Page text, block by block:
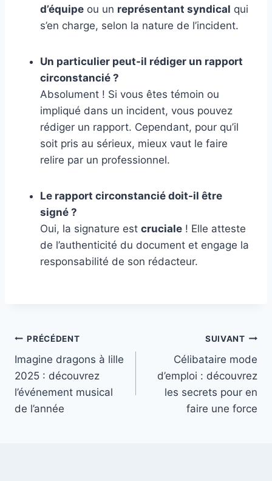
d’équipe ou un représentant syndical qui
s’en charge, selon la nature de l’incident.
Un particulier peut-il rédiger un rapport
circonstancié ?
Absolument ! Si vous êtes témoin ou
impliqué dans un incident, vous pouvez
rédiger un rapport. Cependant, pour qu’il
soit pris au sérieux, mieux vaut le faire
relire par un professionnel.
Le rapport circonstancié doit-il être
signé ?
Oui, la signature est cruciale ! Elle atteste
de l’authenticité du document et engage la
responsabilité de son rédacteur.
Navigation
de
l’article
PRÉCÉDENT
Imagine dragons à lille
2025 : découvrez
l’événement musical
de l’année
SUIVANT
Célibataire mode
d’emploi : découvrez
les secrets pour en
faire une force